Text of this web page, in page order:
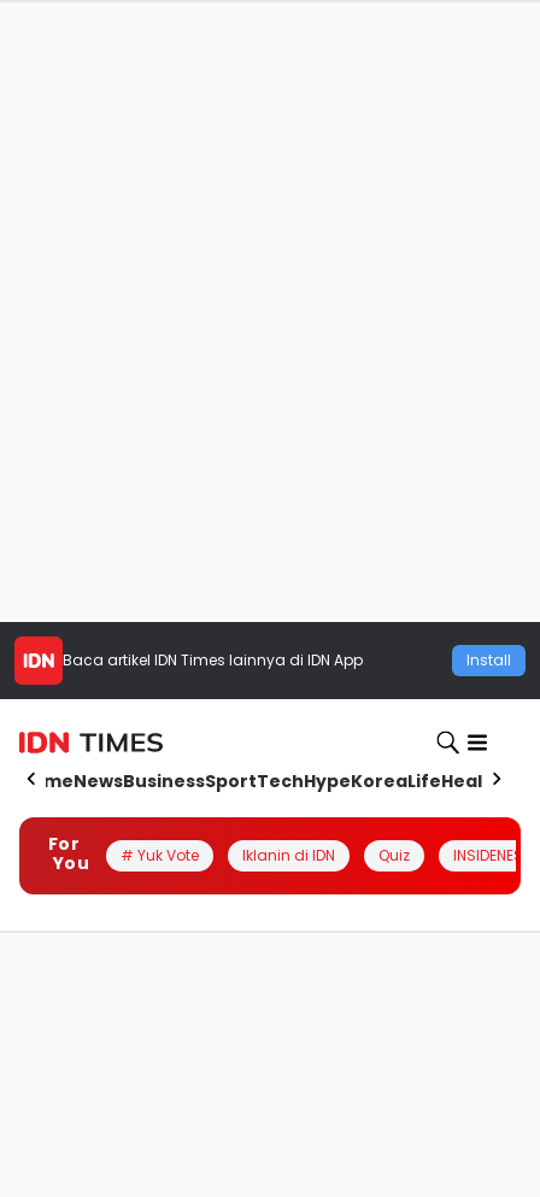
Baca artikel IDN Times lainnya di IDN App Install
HomeNewsBusinessSportTechHypeKoreaLifeHealth
For
You
# Yuk Vote Iklanin di IDN Quiz INSIDENESIA